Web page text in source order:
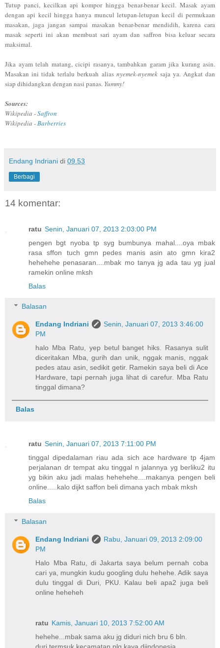
Tutup panci, kecilkan api kompor hingga benar-benar kecil. Masak ayam
dengan api kecil hingga hanya muncul letupan-letupan kecil di permukaan
masakan, jaga jangan sampai masakan benar-benar mendidih, karena cara
masak seperti ini akan membuat sari ayam dan saffron bisa keluar secara
maksimal.
Jika ayam telah matang, cicipi rasanya, tambahkan garam jika kurang asin.
Masakan ini tidak terlaluberkuah alias nyemek-nyemek saja ya. Angkat dan
siap dihidangkan dengan nasi panas. Yummy!
Sources:
Wikipedia -Saffron
Wikipedia -Barberries
Endang Indriani di 09.53
Berbagi
14 komentar:
ratu Senin, Januari 07, 2013 2:03:00 PM
pengen bgt nyoba tp syg bumbunya mahal....oya mbak
rasa sffon tuch gmn pedes manis asin ato gmn kira2
hehehehe penasaran....mbak mo tanya jg ada tau yg jual
ramekin online mksh
Balas
Balasan
Endang Indriani
Senin, Januari 07, 2013 3:46:00
PM
halo Mba Ratu, yep betul banget hiks. Rasanya sulit
diceritakan Mba, gurih dan unik, nggak manis, nggak
pedes atau asin, sedikit getir. Ramekin saya beli di Ace
Hardware, tapi pernah juga lihat di carefur. Mba Ratu
tinggal dimana?
Balas
ratu Senin, Januari 07, 2013 7:11:00 PM
tinggal dipedalaman riau ada sich ace hardware tp 4jam
perjalanan dr tempat aku tinggal n jalannya yg berliku2 itu
yg bikin aku jadi malas hehehehe....makanya pengen beli
online.....kalo dijkt saffon beli dimana yach mbak mksh
Balas
Balasan
Endang Indriani
Rabu, Januari 09, 2013 2:09:00
PM
Halo Mba Ratu, di Jakarta saya belum pernah coba
cari ya, mungkin kudu googling dulu hehehe. Adik saya
dulu tinggal di Duri, PKU. Kalau beli apa2 juga beli
online heheheh
ratu Kamis, Januari 10, 2013 7:52:00 AM
hehehe...mbak sama aku jg diduri nich bru 6 bln.